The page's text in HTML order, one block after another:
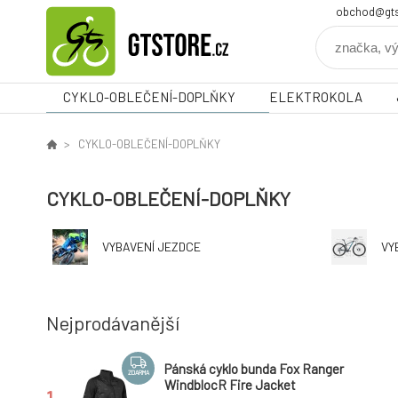
CYKLO-OBLEČENÍ-DOPLŇKY ELEKTROKOLA
CYKLO-OBLEČENÍ-DOPLŇKY
CYKLO-OBLEČENÍ-DOPLŇKY
VYBAVENÍ JEZDCE
Nejprodávanější
ZDARMA
Pánská cyklo bunda Fox Ranger
WindblocR Fire Jacket